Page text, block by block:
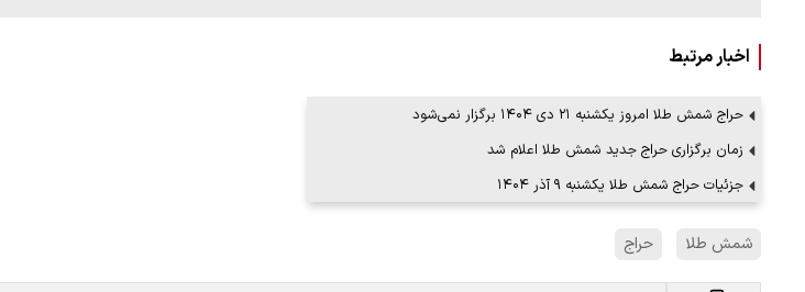
اخبار مرتبط
حراج شمش طلا امروز یکشنبه ۲۱ دی ۱۴۰۴ برگزار نمی‌شود
زمان برگزاری حراج جدید شمش طلا اعلام شد
جزئیات حراج شمش طلا یکشنبه ۹ آذر ۱۴۰۴
شمش طلا حراج